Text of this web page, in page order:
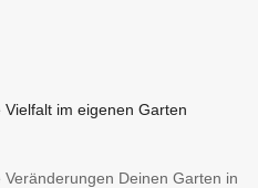
im eigenen Garten
Deinen Garten in